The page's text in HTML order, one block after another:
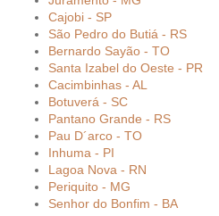
Cajobi - SP
São Pedro do Butiá - RS
Bernardo Sayão - TO
Santa Izabel do Oeste - PR
Cacimbinhas - AL
Botuverá - SC
Pantano Grande - RS
Pau D´arco - TO
Inhuma - PI
Lagoa Nova - RN
Periquito - MG
Senhor do Bonfim - BA